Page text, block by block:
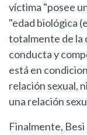
víctima "posee
"edad biológica
totalmente de la
conducta y
está en
relación sexual,
una relación
Finalmente,